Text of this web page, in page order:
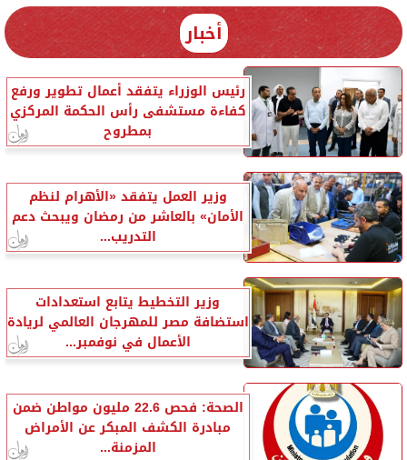
أخبار
رئيس الوزراء يتفقد أعمال تطوير ورفع
كفاءة مستشفى رأس الحكمة المركزي
بمطروح
وزير العمل يتفقد «الأهرام لنظم
الأمان» بالعاشر من رمضان ويبحث دعم
التدريب...
وزير التخطيط يتابع استعدادات
استضافة مصر للمهرجان العالمي لريادة
الأعمال في نوفمبر...
الصحة: فحص 22.6 مليون مواطن ضمن
مبادرة الكشف المبكر عن الأمراض
المزمنة...